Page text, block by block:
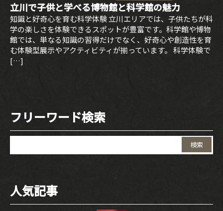
立川で子供と学べる博物館と科学館の魅力
知識と好奇心を育む科学体験 立川エリアでは、子供たちが科
学の楽しさを体験できるスポットが豊富です。科学館や博物
館では、単なる知識の習得だけでなく、好奇心や創造性を育
む体験型展示やアクティビティが揃っています。 科学体験で
[…]
フリーワード検索
人気記事